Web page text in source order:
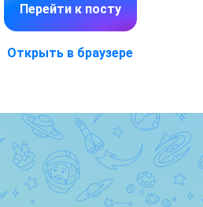
до 5,86% с 5,91% в феврале
2,97%
Перейти к посту
Открыть в браузере